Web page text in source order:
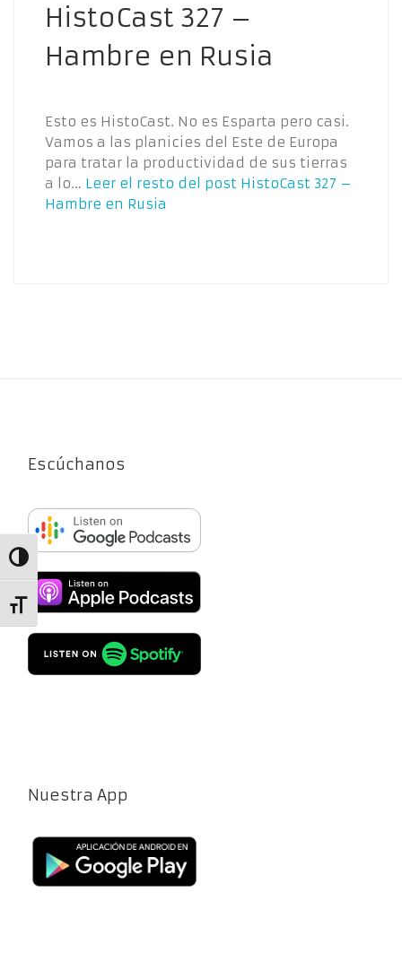
Alternar alto contraste
Alternar tamaño de letra
HistoCast 327 –
Hambre en Rusia
Esto es HistoCast. No es Esparta pero casi.
Vamos a las planicies del Este de Europa
para tratar la productividad de sus tierras
a lo… Leer el resto del post HistoCast 327 –
Hambre en Rusia
Escúchanos
Nuestra App